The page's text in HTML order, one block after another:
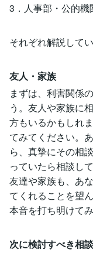
3．人事部・公的機
それぞれ解説してい
友人・家族
まずは、利害関係
う。友人や家族に
方もいるかもしれ
てみてください。
ら、真摯にその相
っていたら相談し
友達や家族も、あ
てくれることを望
本音を打ち明けてみ
次に検討すべき相